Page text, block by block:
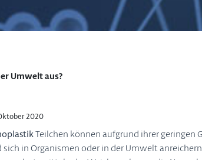
Umwelt aus?
2020
Teilchen können aufgrund ihrer geringen
sich in Organismen oder in der Umwelt